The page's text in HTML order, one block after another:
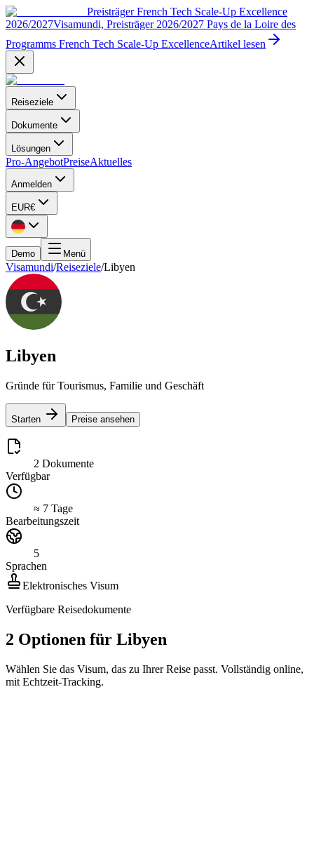
Preisträger French Tech Scale-Up Excellence
2026/2027Visamundi, Preisträger 2026/2027 Pays de la Loire des
Programms French Tech Scale-Up ExcellenceArtikel lesen
Reiseziele
Dokumente
Lösungen
Pro-AngebotPreiseAktuelles
Anmelden
EUR€
Demo Menü
Visamundi/Reiseziele/Libyen
Libyen
Gründe für Tourismus, Familie und Geschäft
Starten Preise ansehen
2 Dokumente
Verfügbar
≈ 7 Tage
Bearbeitungszeit
5
Sprachen
Elektronisches Visum
Verfügbare Reisedokumente
2 Optionen für Libyen
Wählen Sie das Visum, das zu Ihrer Reise passt. Vollständig online,
mit Echtzeit-Tracking.